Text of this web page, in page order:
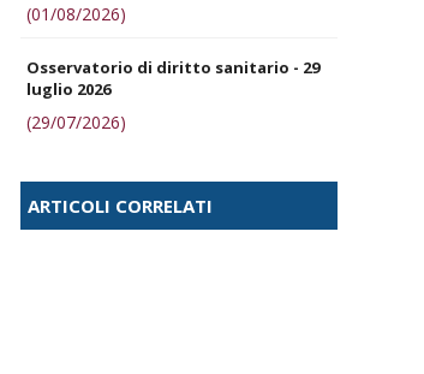
(01/08/2026)
Osservatorio di diritto sanitario - 29
luglio 2026
(29/07/2026)
ARTICOLI CORRELATI